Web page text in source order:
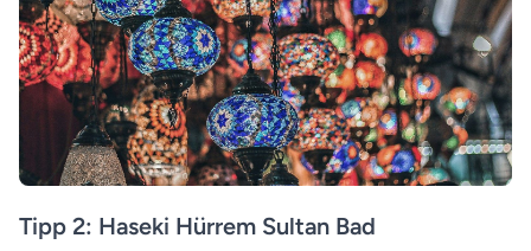
Tipp 2: Haseki Hürrem Sultan Bad